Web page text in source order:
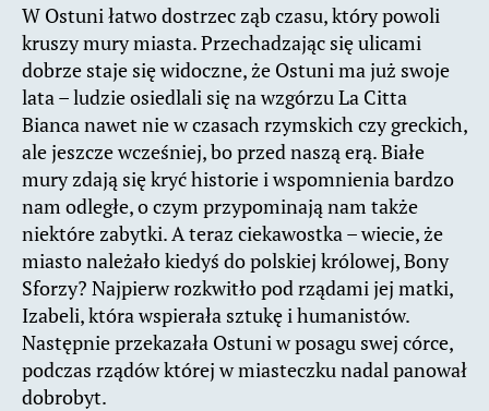
W Ostuni łatwo dostrzec ząb czasu, który powoli
kruszy mury miasta. Przechadzając się ulicami
dobrze staje się widoczne, że Ostuni ma już swoje
lata – ludzie osiedlali się na wzgórzu La Citta
Bianca nawet nie w czasach rzymskich czy greckich,
ale jeszcze wcześniej, bo przed naszą erą. Białe
mury zdają się kryć historie i wspomnienia bardzo
nam odległe, o czym przypominają nam także
niektóre zabytki. A teraz ciekawostka – wiecie, że
miasto należało kiedyś do polskiej królowej, Bony
Sforzy? Najpierw rozkwitło pod rządami jej matki,
Izabeli, która wspierała sztukę i humanistów.
Następnie przekazała Ostuni w posagu swej córce,
podczas rządów której w miasteczku nadal panował
dobrobyt.